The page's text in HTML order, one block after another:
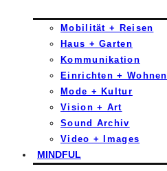
Mobilität + Reisen
Haus + Garten
Kommunikation
Einrichten + Wohnen
Mode + Kultur
Vision + Art
Sound Archiv
Video + Images
MINDFUL